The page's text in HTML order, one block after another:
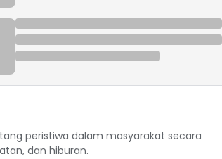
peristiwa dalam masyarakat secara
dan hiburan.